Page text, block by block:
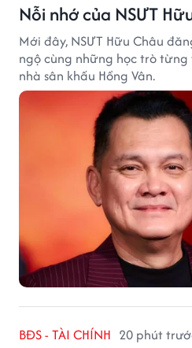
Nỗi nhớ của NSƯT
Mới đây, NSƯT Hữu Châu
ngộ cùng những học trò
nhà sân khấu Hồng Vân.
BĐS - TÀI CHÍNH 20 phút